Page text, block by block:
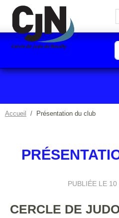
Accueil Présentation du club
PUBLIÉE LE 10
CERCLE DE
Panneau de gestion des cookies